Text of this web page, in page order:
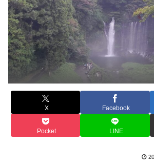
X Facebook
Pocket LINE